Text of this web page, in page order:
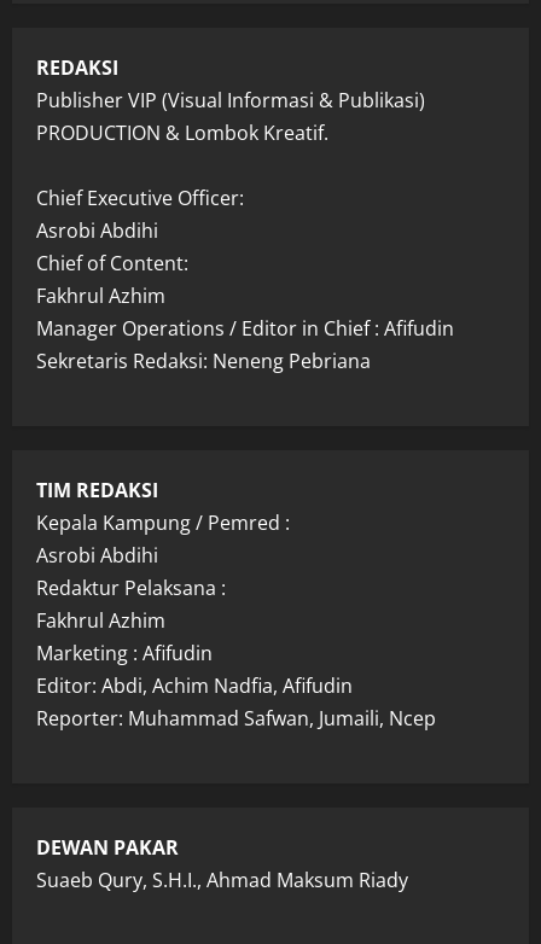
REDAKSI
Publisher VIP (Visual Informasi & Publikasi)
PRODUCTION & Lombok Kreatif.
Chief Executive Officer:
Asrobi Abdihi
Chief of Content:
Fakhrul Azhim
Manager Operations / Editor in Chief : Afifudin
Sekretaris Redaksi: Neneng Pebriana
TIM REDAKSI
Kepala Kampung / Pemred :
Asrobi Abdihi
Redaktur Pelaksana :
Fakhrul Azhim
Marketing : Afifudin
Editor: Abdi, Achim Nadfia, Afifudin
Reporter: Muhammad Safwan, Jumaili, Ncep
DEWAN PAKAR
Suaeb Qury, S.H.I., Ahmad Maksum Riady